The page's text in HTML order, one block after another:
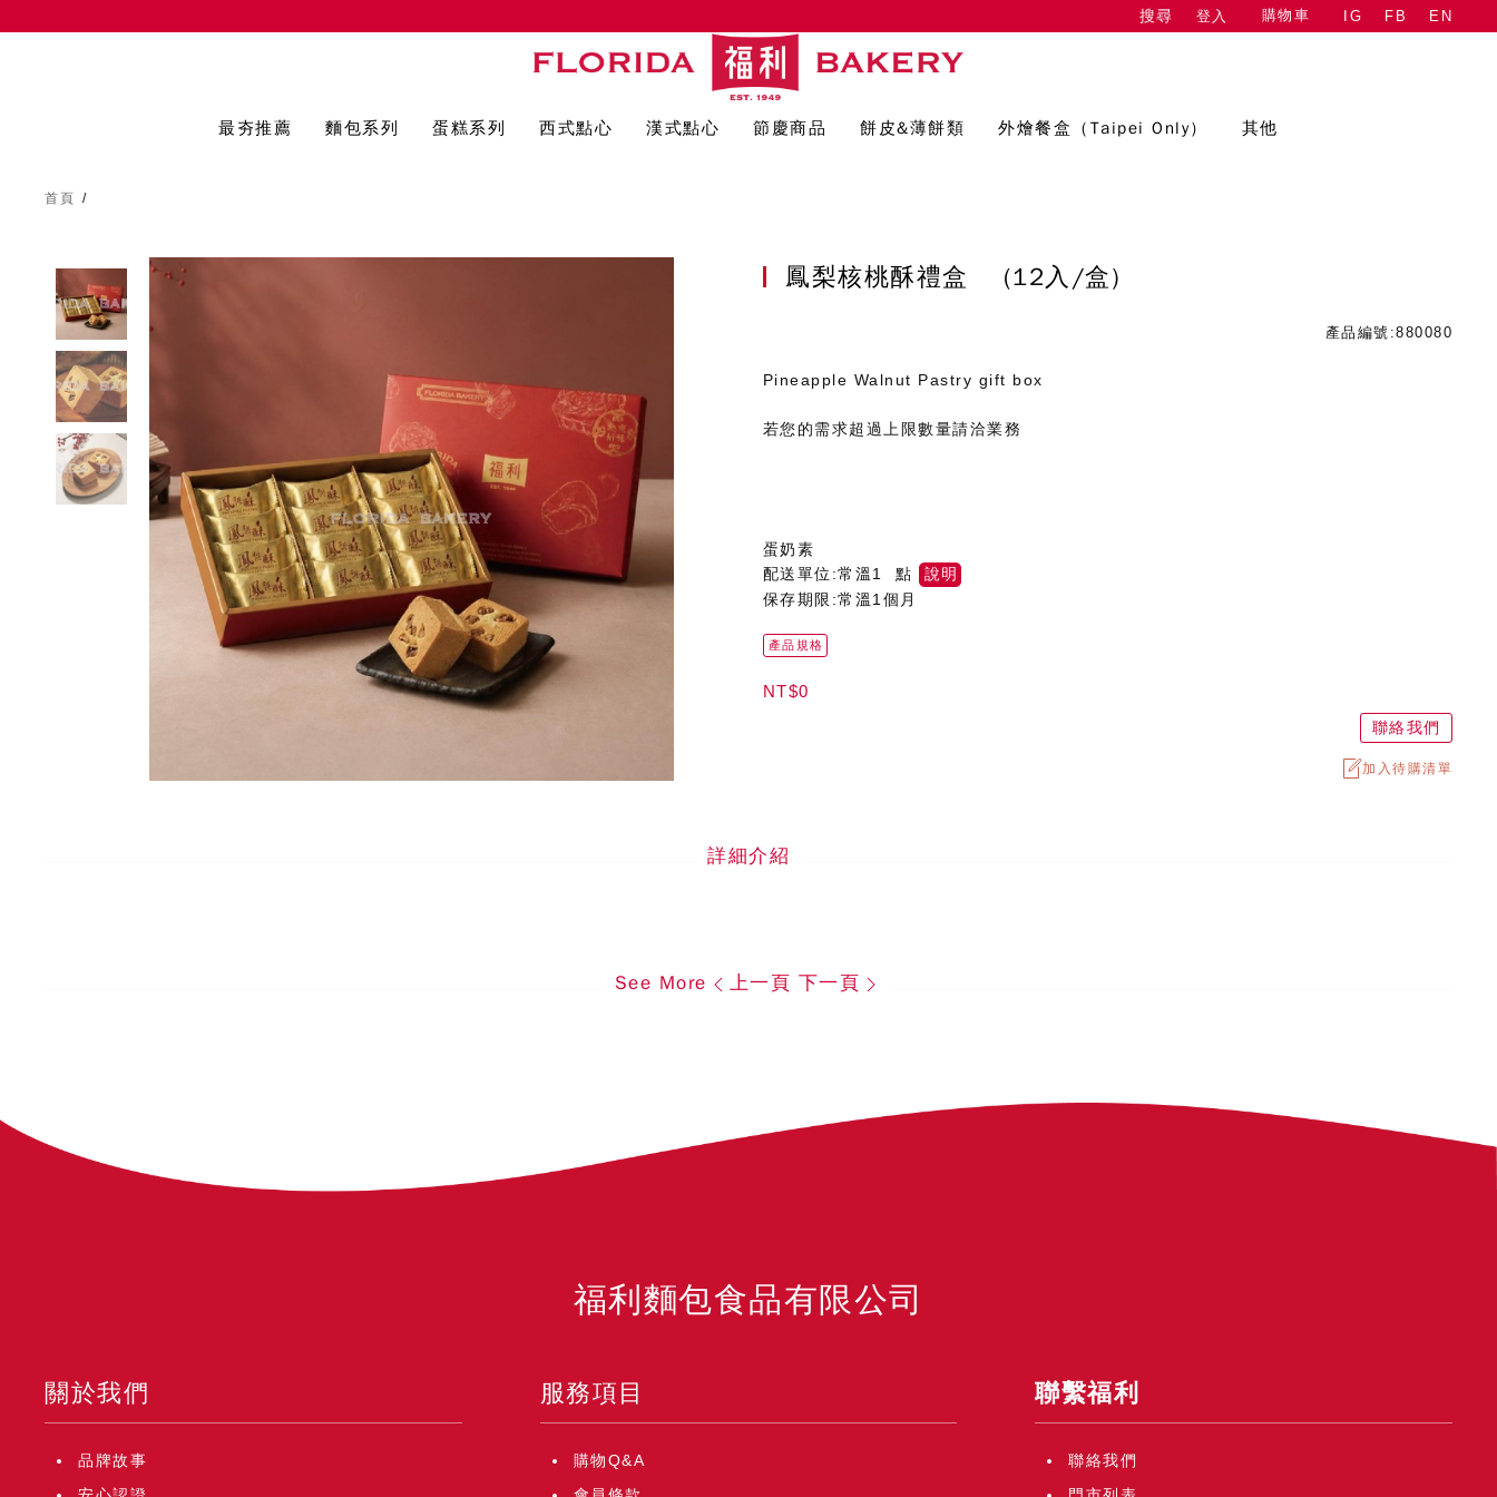
搜尋 登入 購物車 IG FB EN
最夯推薦 麵包系列 蛋糕系列 西式點心 漢式點心 節慶商品 餅皮&薄餅類 外燴餐盒（Taipei Only） 其他
首頁 /
鳳梨核桃酥禮盒 (12入/盒)
產品編號:880080
Pineapple Walnut Pastry gift box
若您的需求超過上限數量請洽業務
蛋奶素
配送單位:常溫1 點
說明
保存期限:常溫1個月
產品規格
NT$0
聯絡我們
加入待購清單
詳細介紹
See More 上一頁 下一頁
福利麵包食品有限公司
關於我們
品牌故事
服務項目
購物Q&A
聯繫福利
聯絡我們